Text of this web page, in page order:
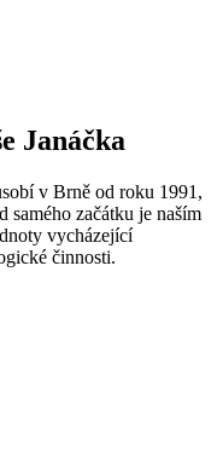
Janáčka
v Brně od roku 1991,
samého začátku je naším
vycházející
činnosti.